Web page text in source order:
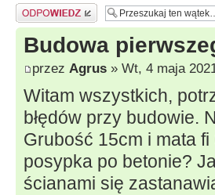
Odpowiedz
Budowa
przez Agrus » Wt, 4 maja
Witam wszystkich,
błędów przy budowie.
Grubość 15cm i mata
posypka po betonie?
ścianami się